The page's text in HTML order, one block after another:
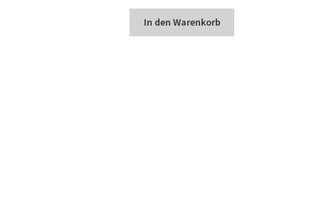
In den Warenkorb